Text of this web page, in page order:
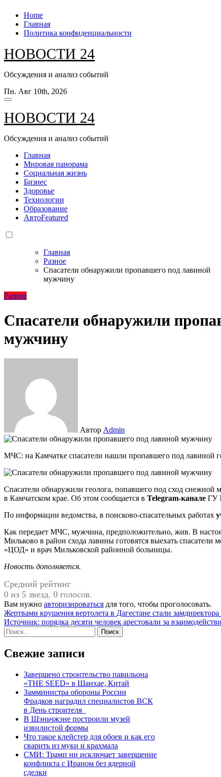
Перейти
содержанию
Home
Главная
Политика конфиденциальности
НОВОСТИ 24
Обсуждения и анализ событий
Пн. Авг 10th, 2026
НОВОСТИ 24
Обсуждения и анализ событий
Главная
Мировая панорама
Социальная жизнь
Бизнес
Здоровье
Технологии
Образование
АвтоFeatured
Главная
Разное
Спасатели обнаружили пропавшего под лавиной
мужчину
Разное
Спасатели обнаружили
мужчину
Автор Admin
МЧС: на Камчатке спасатели нашли пропавшего под лавиной
Спасатели обнаружили геолога, попавшего под сход снежной
в Камчатском крае. Об этом сообщается в Telegram-канале ГУ
По информации ведомства, в поисково-спасательных работах
Как передает МЧС, мужчина, предположительно, жив. В
Мильково в район схода лавины готовятся выехать спасатели
«ЦОД» и врач Мильковской районной больницы.
Новость дополняется.
Средний рейтинг
0 из 5 звезд. 0 голосов.
Вам нужно авторизироваться для того, чтобы проголосовать.
Навигация
по
записям
Жертвами крушения вертолета в Дагестане стали
Источник: порядка десяти человек арестовали за
Найти:
Свежие записи
Завершено строительство павильона
«THE SEED» в Шанхае, Китай
Замминистра обороны России
Фрадков наградил специалистов ВСК
в День строителя
В Шэньчжэне построили музей
извилистой формы
Что такое клейстер для обоев и как его
сварить из муки и крахмала
СМИ: Трамп ни исключает завершение
конфликта с Ираном без ядерной
сделки